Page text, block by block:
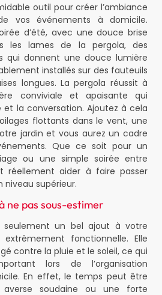
outil pour créer l’ambiance
vos événements à domicile.
d’été, avec une douce brise
les lames de la pergola, des
qui donnent une douce lumière
installés sur des fauteuils
longues. La pergola réussit à
conviviale et apaisante qui
la conversation. Ajoutez à cela
flottants dans le vent, une
jardin et vous aurez un cadre
Que ce soit pour un
ou une simple soirée entre
réellement aider à faire passer
supérieur.
ne pas sous-estimer
seulement un bel ajout à votre
fonctionnelle. Elle
contre la pluie et le soleil, ce qui
lors de l’organisation
En effet, le temps peut être
soudaine ou une forte